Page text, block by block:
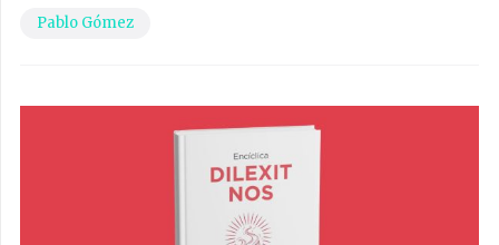
Pablo Gómez